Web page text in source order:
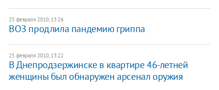
25 февраля 2010, 13:26
ВОЗ продлила пандемию гриппа
25 февраля 2010, 13:22
В Днепродзержинске в квартире 46-летней
женщины был обнаружен арсенал оружия